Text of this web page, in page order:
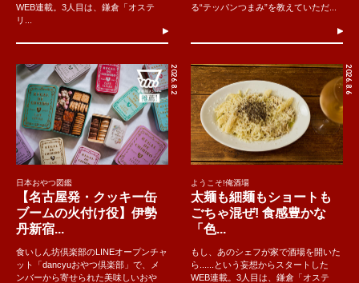
WEB連載。3人目は、鎌倉「オステ
リ...
る“テッパンつまみ”を教えていただ...
2026.8.2
日本おやつ図鑑
【名古屋発・クッキー缶
ブームの火付け役】伊勢
丹新宿...
食いしん坊倶楽部のLINEオープンチャ
ット「dancyuおやつ倶楽部」で、メ
ンバーから寄せられた美味しいおや
2026.8.6
ようこそ!俺酒場
太麺も細麺もショートも
ごちゃ混ぜ! 食感豊かな
「色...
もし、あのシェフが家で酒場を開いた
ら......という妄想からスタートした
WEB連載。3人目は、鎌倉「オステ